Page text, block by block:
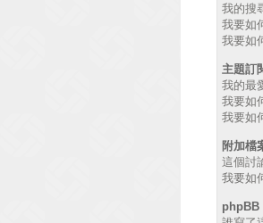
我的搜
我要如
我要如
主題訂
我的最
我要如
我要如
附加檔
這個討
我要如
phpBB